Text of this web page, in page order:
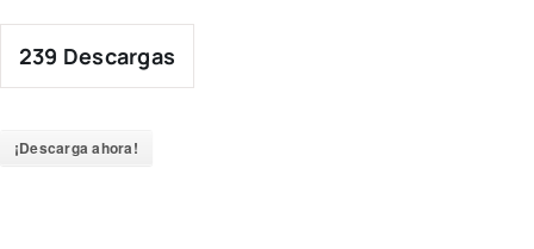
content
239 Descargas
¡Descarga ahora!